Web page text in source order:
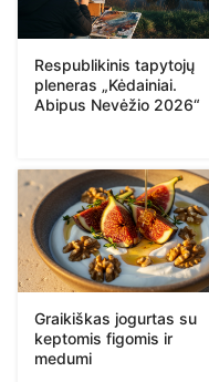
Respublikinis tapytojų
pleneras „Kėdainiai.
Abipus Nevėžio 2026“
Graikiškas jogurtas su
keptomis figomis ir
medumi